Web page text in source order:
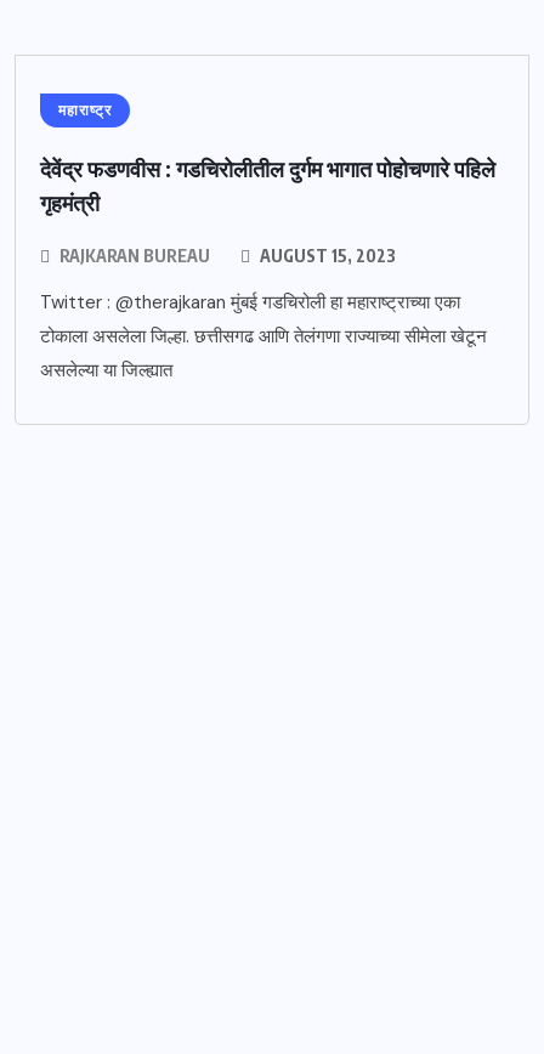
महाराष्ट्र
देवेंद्र फडणवीस : गडचिरोलीतील दुर्गम भागात पोहोचणारे पहिले
गृहमंत्री
RAJKARAN BUREAU AUGUST 15, 2023
Twitter : @therajkaran मुंबई गडचिरोली हा महाराष्ट्राच्या एका
टोकाला असलेला जिल्हा. छत्तीसगढ आणि तेलंगणा राज्याच्या सीमेला खेटून
असलेल्या या जिल्ह्यात